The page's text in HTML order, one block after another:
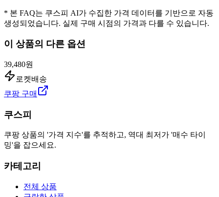
* 본 FAQ는 쿠스피 AI가 수집한 가격 데이터를 기반으로 자동
생성되었습니다. 실제 구매 시점의 가격과 다를 수 있습니다.
이 상품의 다른 옵션
39,480원
로켓배송
쿠팡 구매
쿠스피
쿠팡 상품의 '가격 지수'를 추적하고, 역대 최저가 '매수 타이
밍'을 잡으세요.
카테고리
전체 상품